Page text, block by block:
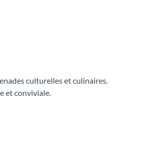
culturelles et culinaires.
et conviviale.